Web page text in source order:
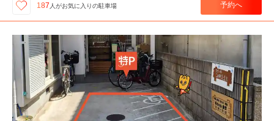
187 人がお気に入りの駐車場 予約へ